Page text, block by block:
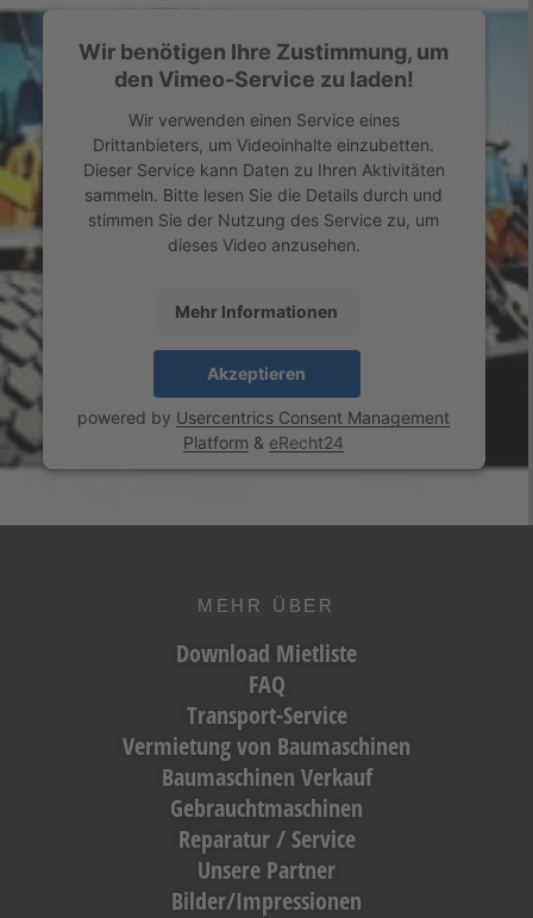
Wir benötigen Ihre Zustimmung, um
den Vimeo-Service zu laden!
Wir verwenden einen Service eines
Drittanbieters, um Videoinhalte einzubetten.
Dieser Service kann Daten zu Ihren Aktivitäten
sammeln. Bitte lesen Sie die Details durch und
stimmen Sie der Nutzung des Service zu, um
dieses Video anzusehen.
Mehr Informationen
Akzeptieren
powered by Usercentrics Consent Management
Platform & eRecht24
MEHR ÜBER
Download Mietliste
FAQ
Transport-Service
Vermietung von Baumaschinen
Baumaschinen Verkauf
Gebrauchtmaschinen
Reparatur / Service
Unsere Partner
Bilder/Impressionen